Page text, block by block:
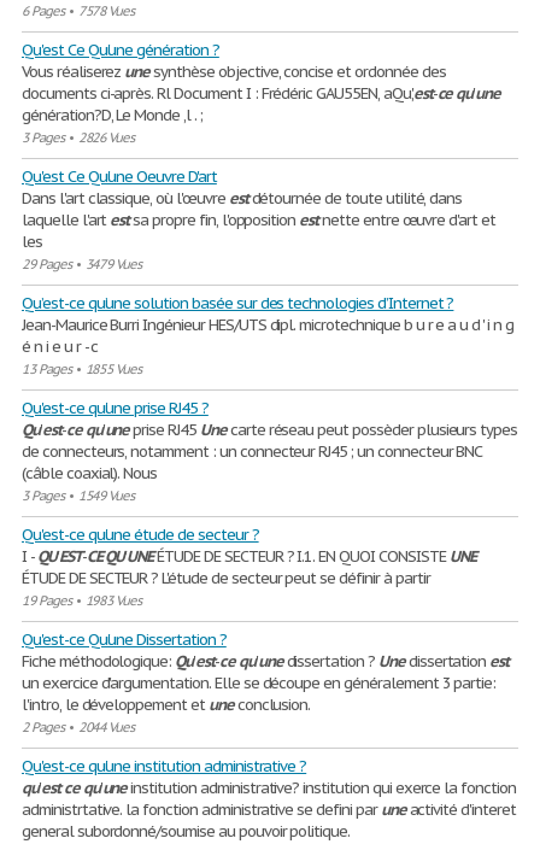
6 Pages• 7578 Vues
Qu'est Ce Qu'une génération ?
Vous réaliserez unesynthèse objective, concise et ordonnée des
documents ci-après. Rl Document I : Frédéric GAU55EN, aQu',est-ce qu'une
génération?D, Le Monde ,l . ;
3 Pages• 2826 Vues
Qu'est Ce Qu'une Oeuvre D'art
Dans l'art classique, où l'œuvre estdétournée de toute utilité, dans
laquelle l'artestsa propre fin, l'opposition estnette entre œuvre d'art et
les
29 Pages• 3479 Vues
Qu’est-ce qu’une solution basée sur des technologies d’Internet ?
Jean-Maurice Burri Ingénieur HES/UTS dipl. microtechnique b u r e a u d ' i n g
é n i e u r - c
13 Pages• 1855 Vues
Qu'est-ce qu'une prise RJ45 ?
Qu'est-ce qu'uneprise RJ45 Unecarte réseau peut possèder plusieurs types
de connecteurs, notamment : un connecteur RJ45 ; un connecteur BNC
(câble coaxial). Nous
3 Pages• 1549 Vues
Qu'est-ce qu'une étude de secteur ?
I -QU'EST-CEQU'UNEÉTUDE DE SECTEUR ? I.1. EN QUOI CONSISTEUNE
ÉTUDE DE SECTEUR ? L'étude de secteur peut se définir à partir
19 Pages• 1983 Vues
Qu'est-ce Qu'une Dissertation ?
Fiche méthodologique: Qu'est-ce qu'unedissertation ? Unedissertation est
un exercice d'argumentation. Elle se découpe en généralement 3 partie:
l'intro, le développement etuneconclusion.
2 Pages• 2044 Vues
Qu'est-ce qu'une institution administrative ?
qu'estce qu'uneinstitution administrative? institution qui exerce la fonction
administrtative. la fonction administrative se defini paruneactivité d'interet
general subordonné/soumise au pouvoir politique.